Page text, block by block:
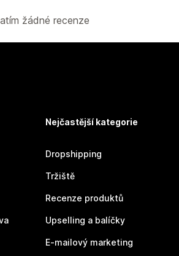
žádné recenze
Nejčastější kategorie
Dropshipping
Tržiště
Recenze produktů
Upselling a balíčky
E-mailový marketing